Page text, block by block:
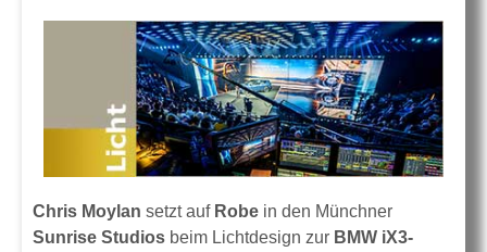
Chris Moylan setzt auf Robe in den Münchner
Sunrise Studios beim Lichtdesign zur BMW iX3-